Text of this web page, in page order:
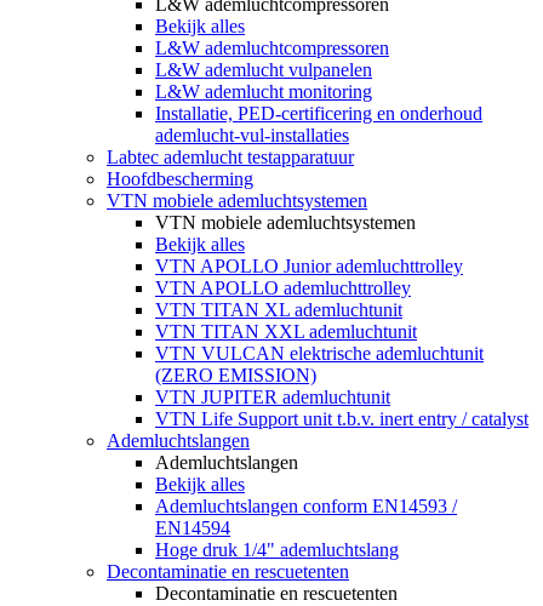
L&W ademluchtcompressoren
Bekijk alles
L&W ademluchtcompressoren
L&W ademlucht vulpanelen
L&W ademlucht monitoring
Installatie, PED-certificering en onderhoud
ademlucht-vul-installaties
Labtec ademlucht testapparatuur
Hoofdbescherming
VTN mobiele ademluchtsystemen
VTN mobiele ademluchtsystemen
Bekijk alles
VTN APOLLO Junior ademluchttrolley
VTN APOLLO ademluchttrolley
VTN TITAN XL ademluchtunit
VTN TITAN XXL ademluchtunit
VTN VULCAN elektrische ademluchtunit
(ZERO EMISSION)
VTN JUPITER ademluchtunit
VTN Life Support unit t.b.v. inert entry / catalyst
Ademluchtslangen
Ademluchtslangen
Bekijk alles
Ademluchtslangen conform EN14593 /
EN14594
Hoge druk 1/4" ademluchtslang
Decontaminatie en rescuetenten
Decontaminatie en rescuetenten